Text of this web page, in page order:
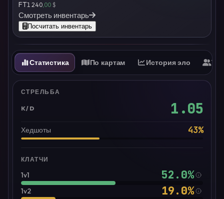
FT1 240 ,00 $
Смотреть инвентарь
Посчитать инвентарь
Статистика По картам История эло
СТРЕЛЬБА
K/D 1.05
Хедшоты 43%
КЛАТЧИ
1v1 52.0%
1v2 19.0%